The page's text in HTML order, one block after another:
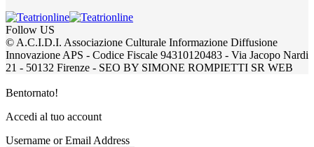
Follow US
© A.C.I.D.I. Associazione Culturale Informazione Diffusione
Innovazione APS - Codice Fiscale 94310120483 - Via Jacopo Nardi
21 - 50132 Firenze - SEO BY SIMONE ROMPIETTI SR WEB
Bentornato!
Accedi al tuo account
Username or Email Address